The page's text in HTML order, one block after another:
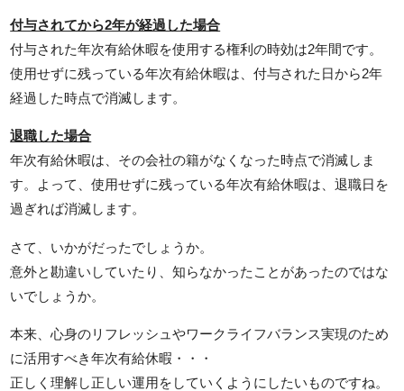
付与されてから2年が経過した場合
付与された年次有給休暇を使用する権利の時効は2年間です。
使用せずに残っている年次有給休暇は、付与された日から2年
経過した時点で消滅します。
退職した場合
年次有給休暇は、その会社の籍がなくなった時点で消滅しま
す。よって、使用せずに残っている年次有給休暇は、退職日を
過ぎれば消滅します。
さて、いかがだったでしょうか。
意外と勘違いしていたり、知らなかったことがあったのではな
いでしょうか。
本来、心身のリフレッシュやワークライフバランス実現のため
に活用すべき年次有給休暇・・・
正しく理解し正しい運用をしていくようにしたいものですね。